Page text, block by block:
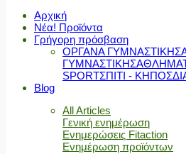
Αρχική
Νέα! Προϊόντα
Γρήγορη πρόσβαση
ΟΡΓΑΝΑ ΓΥΜΝΑΣΤΙΚΗΣ
ΓΥΜΝΑΣΤΙΚΗΣ
SPORTΣΠΙΤΙ - ΚΗΠΟΣ
Blog
All Articles
Γενική ενημέρωση
Ενημερώσεις Fitaction
Ενημέρωση προϊόντων